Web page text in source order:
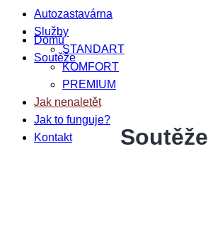
Autozastavárna
Služby
STANDART
KOMFORT
PREMIUM
Jak nenaletět
Jak to funguje?
Kontakt
Domů
Soutěže
Soutěže